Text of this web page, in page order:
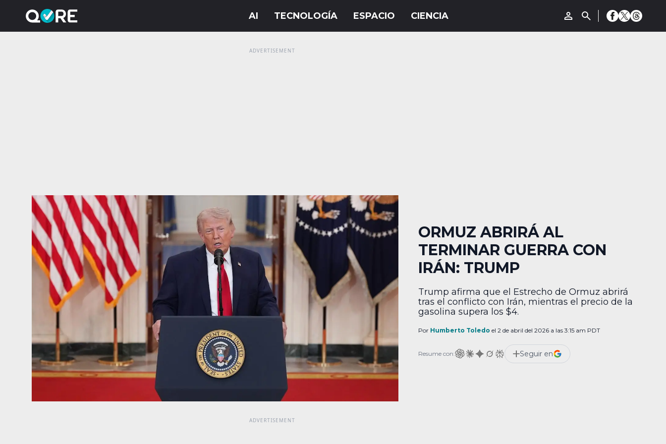
ORMUZ ABRIRÁ AL
TERMINAR GUERRA CON
IRÁN: TRUMP
Trump afirma que el Estrecho de Ormuz abrirá
tras el conflicto con Irán, mientras el precio de la
gasolina supera los $4.
Por Humberto Toledo el 2 de abril del 2026 a las 3:15 am PDT
Resume con: Seguir en